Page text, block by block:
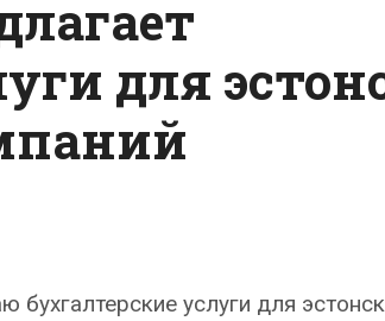
для
бухгалтерские услуги для